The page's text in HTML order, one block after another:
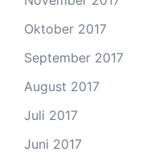
Oktober 2017
September 2017
August 2017
Juli 2017
Juni 2017